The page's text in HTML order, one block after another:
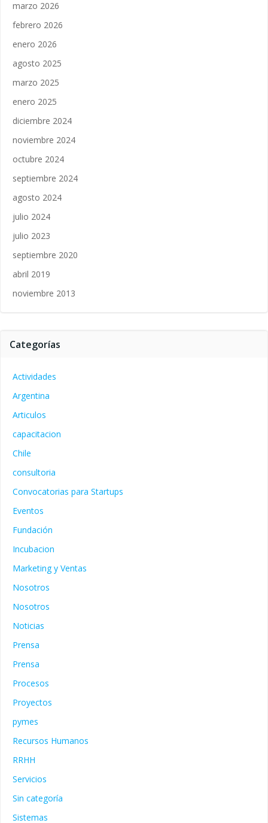
marzo 2026
febrero 2026
enero 2026
agosto 2025
marzo 2025
enero 2025
diciembre 2024
noviembre 2024
octubre 2024
septiembre 2024
agosto 2024
julio 2024
julio 2023
septiembre 2020
abril 2019
noviembre 2013
Categorías
Actividades
Argentina
Articulos
capacitacion
Chile
consultoria
Convocatorias para Startups
Eventos
Fundación
Incubacion
Marketing y Ventas
Nosotros
Nosotros
Noticias
Prensa
Prensa
Procesos
Proyectos
pymes
Recursos Humanos
RRHH
Servicios
Sin categoría
Sistemas